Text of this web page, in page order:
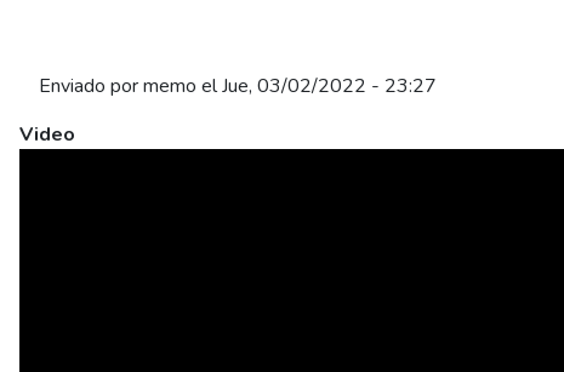
Enviado pormemo elJue, 03/02/2022 - 23:27
Video